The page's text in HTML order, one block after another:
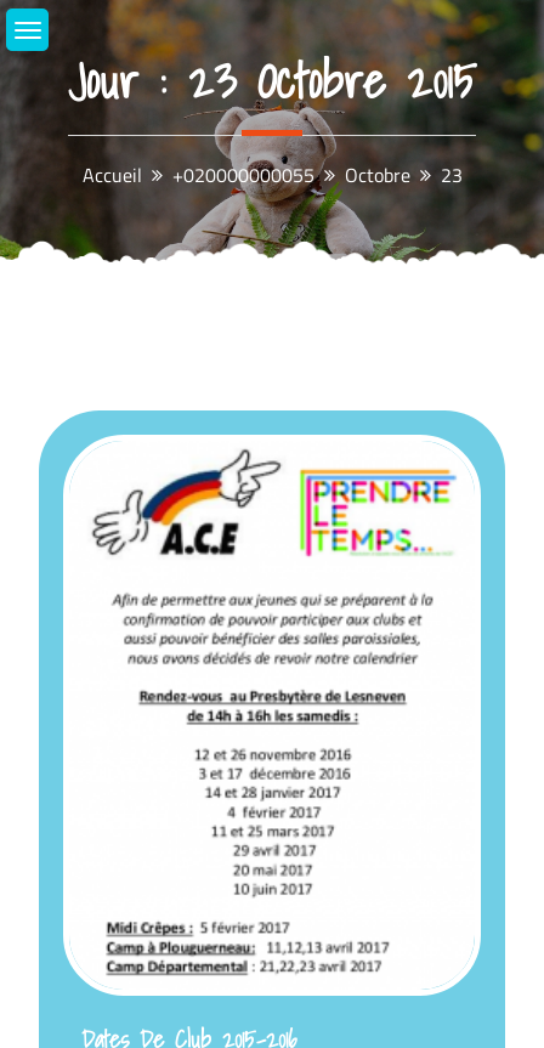
Aller
au
contenu Jour :23 Octobre 2015
Accueil +020000000055 Octobre 23
Dates De Club 2015-2016